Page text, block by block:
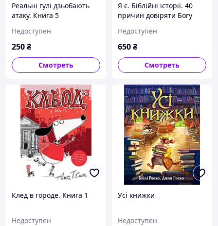
Реальні гулі дзьобають
атаку. Книга 5
Недоступен
250₴
Смотреть
Я є. Біблійні історії. 40
причин довіряти Богу
Недоступен
650₴
Смотреть
Клед в городе. Книга 1
Недоступен
Усі книжки
Недоступен